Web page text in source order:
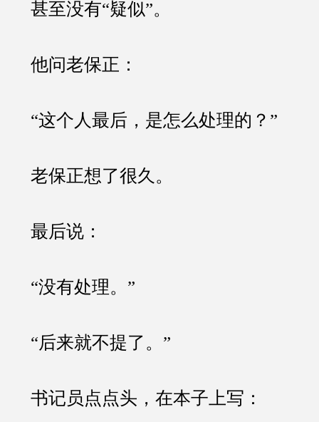
甚至没有“疑似”。
他问老保正：
“这个人最后，是怎么处理的？”
老保正想了很久。
最后说：
“没有处理。”
“后来就不提了。”
书记员点点头，在本子上写：